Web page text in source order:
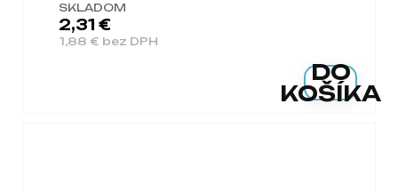
SKLADOM
1,88 € bez DPH
2,31 €
DO
KOŠÍKA